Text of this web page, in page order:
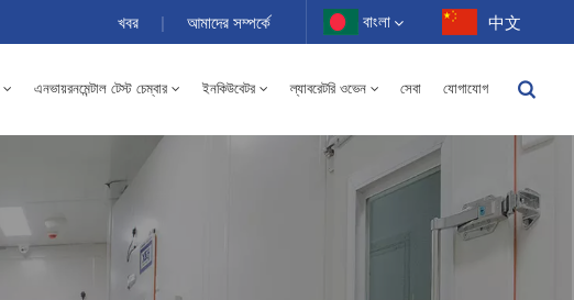
খবর | আমাদের সম্পর্কে বাংলা
Français
中文
এনভায়রনমেন্টাল টেস্ট চেম্বার ইনকিউবেটর ল্যাবরেটরি ওভেন সেবা যোগাযোগ